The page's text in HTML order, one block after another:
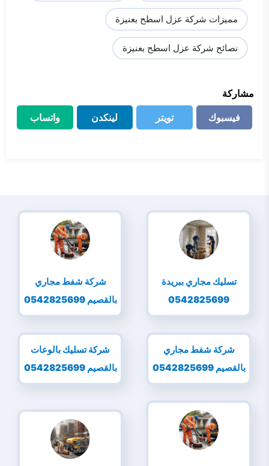
مميزات شركة عزل اسطح بعنيزة
نصائح شركة عزل اسطح بعنيزة
مشاركة
فيسبوك
فيسبوك
تويتر
تويتر
لينكدن
لينكدن
واتساب
واتساب
تسليك مجاري ببريدة
0542825699
شركة شفط مجاري
بالقصيم 0542825699
شركة شفط مجاري
بالقصيم 0542825699
شركة تسليك بالوعات
بالقصيم 0542825699